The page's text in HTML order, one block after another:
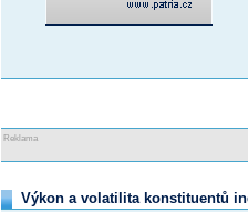
Reklama
Výkon a volatilita konstituentů